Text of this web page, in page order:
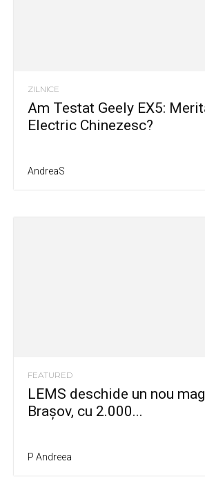
ZILNICE
Am Testat Geely EX5:
Electric Chinezesc?
AndreaS
FEATURED
LEMS deschide un nou
Brașov, cu 2.000...
P Andreea